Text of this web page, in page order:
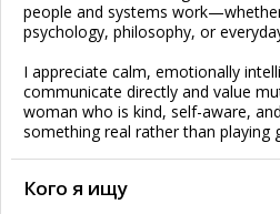
people and systems
psychology, philosophy, or
I appreciate calm, emotionally
communicate directly and value
woman who is kind, self-aware,
something real rather than playing
Кого я ищу